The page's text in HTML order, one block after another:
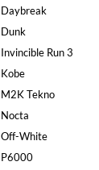
Daybreak
Dunk
Invincible Run 3
Kobe
M2K Tekno
Nocta
Off-White
P6000